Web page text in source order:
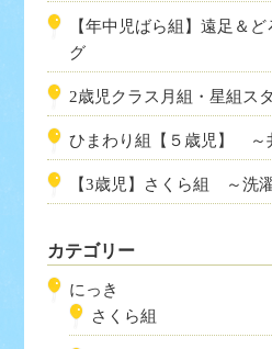
【年中児ばら組】遠足＆
グ
2歳児クラス月組・星組ス
ひまわり組【５歳児】 ～
【3歳児】さくら組 ～洗
カテゴリー
にっき
さくら組